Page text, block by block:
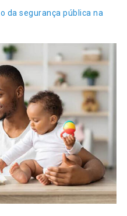
da segurança pública na